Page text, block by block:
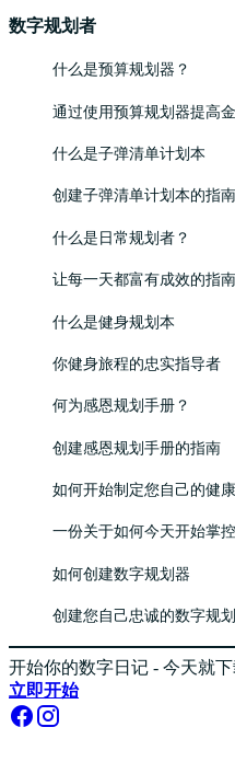
数字规划者
什么是预算规划器？
通过使用预算规划器提高
什么是子弹清单计划本
创建子弹清单计划本的指南
什么是日常规划者？
让每一天都富有成效的指南
什么是健身规划本
你健身旅程的忠实指导者
何为感恩规划手册？
创建感恩规划手册的指南
如何开始制定您自己的健
一份关于如何今天开始掌
如何创建数字规划器
创建您自己忠诚的数字规
开始你的数字日记 - 今天就下
立即开始